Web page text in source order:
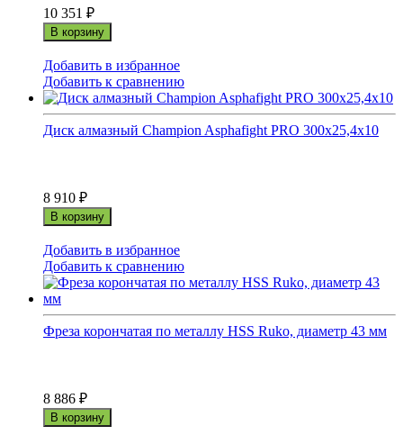
10 351 ₽
В корзину
Добавить в избранное
Добавить к сравнению
Диск алмазный Champion Asphafight PRO 300x25,4x10
8 910 ₽
В корзину
Добавить в избранное
Добавить к сравнению
Фреза корончатая по металлу HSS Ruko, диаметр 43 мм
8 886 ₽
В корзину